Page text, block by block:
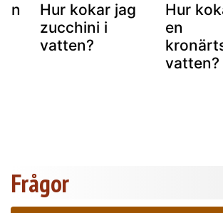
Hur kokar jag
zucchini i
vatten?
Hur
en
vatten?
Frågor